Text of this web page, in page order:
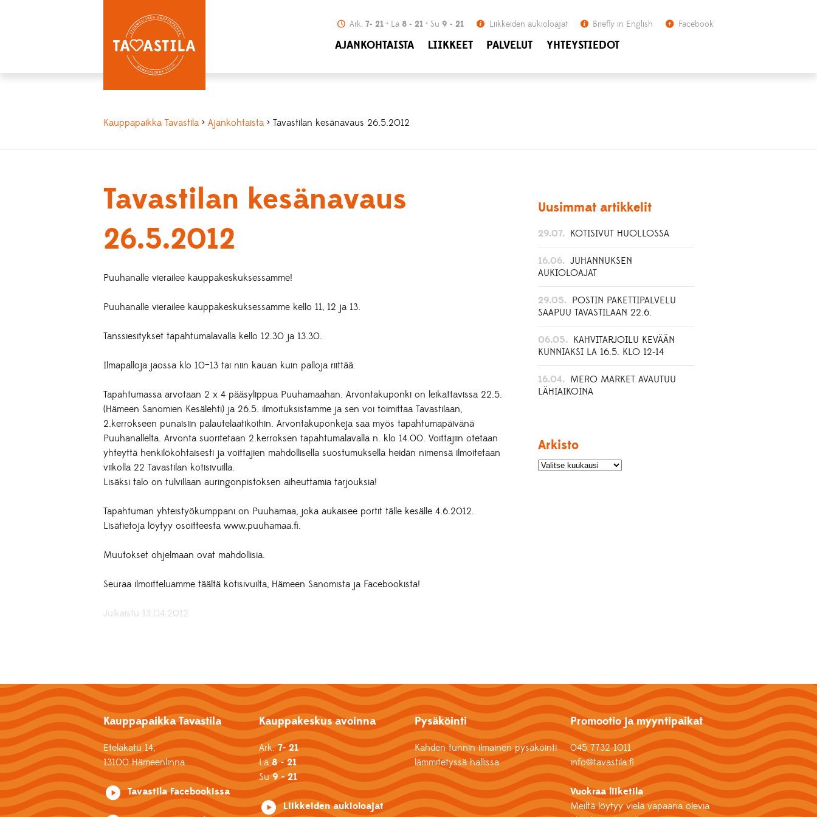
Ark. 7- 21 La 8 - 21 Su 9 - 21 Liikkeiden aukioloajat Briefly in English Facebook
AJANKOHTAISTA LIIKKEET PALVELUT YHTEYSTIEDOT
Kauppapaikka Tavastila >Ajankohtaista > Tavastilan kesänavaus 26.5.2012
Tavastilan kesänavaus
26.5.2012
Puuhanalle vierailee kauppakeskuksessamme!
Puuhanalle vierailee kauppakeskuksessamme kello 11, 12 ja 13.
Tanssiesitykset tapahtumalavalla kello 12.30 ja 13.30.
Ilmapalloja jaossa klo 10–13 tai niin kauan kuin palloja riittää.
Tapahtumassa arvotaan 2 x 4 pääsylippua Puuhamaahan. Arvontakuponki on leikattavissa 22.5.
(Hämeen Sanomien Kesälehti) ja 26.5. ilmoituksistamme ja sen voi toimittaa Tavastilaan,
2.kerrokseen punaisiin palautelaatikoihin. Arvontakuponkeja saa myös tapahtumapäivänä
Puuhanallelta. Arvonta suoritetaan 2.kerroksen tapahtumalavalla n. klo 14.00. Voittajiin otetaan
yhteyttä henkilökohtaisesti ja voittajien mahdollisella suostumuksella heidän nimensä ilmoitetaan
viikolla 22 Tavastilan kotisivuilla.
Lisäksi talo on tulvillaan auringonpistoksen aiheuttamia tarjouksia!
Tapahtuman yhteistyökumppani on Puuhamaa, joka aukaisee portit tälle kesälle 4.6.2012.
Lisätietoja löytyy osoitteesta www.puuhamaa.fi.
Muutokset ohjelmaan ovat mahdollisia.
Seuraa ilmoitteluamme täältä kotisivuilta, Hämeen Sanomista ja Facebookista!
Julkaistu 13.04.2012
Uusimmat artikkelit
29.07. KOTISIVUT HUOLLOSSA
16.06. JUHANNUKSEN
AUKIOLOAJAT
29.05. POSTIN PAKETTIPALVELU
SAAPUU TAVASTILAAN 22.6.
06.05. KAHVITARJOILU KEVÄÄN
KUNNIAKSI LA 16.5. KLO 12-14
16.04. MERO MARKET AVAUTUU
LÄHIAIKOINA
Arkisto
Kauppapaikka Tavastila
Eteläkatu 14,
13100 Hämeenlinna
Tavastila Facebookissa
Kauppakeskus avoinna
Ark.7- 21
La8 - 21
Su9 - 21
Liikkeiden aukioloajat
Pysäköinti
Kahden tunnin ilmainen pysäköinti
lämmitetyssä hallissa.
Promootio ja myyntipaikat
045 7732 1011
info@tavastila.fi
Vuokraa liiketila
Meiltä löytyy vielä vapaana olevia